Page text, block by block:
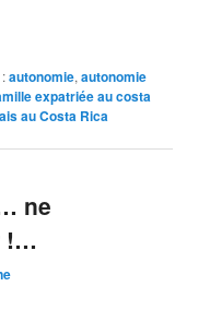
autonomie,autonomie
expatriée au costa
au Costa Rica
ne
!…